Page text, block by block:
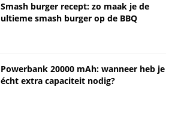
Smash burger recept: zo maak je de
ultieme smash burger op de BBQ
Powerbank 20000 mAh: wanneer heb je
écht extra capaciteit nodig?